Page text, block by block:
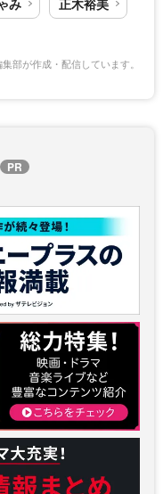
部が作成・配信しています。